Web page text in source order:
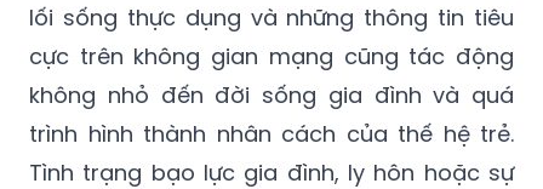
lối sống thực dụng và những thông tin tiêu
cực trên không gian mạng cũng tác động
không nhỏ đến đời sống gia đình và quá
trình hình thành nhân cách của thế hệ trẻ.
Tình trạng bạo lực gia đình, ly hôn hoặc sự